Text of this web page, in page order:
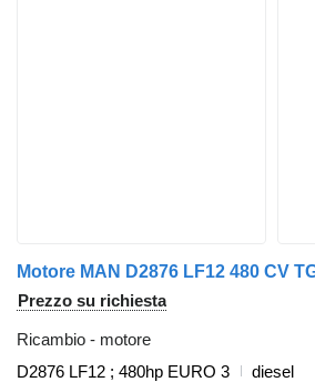
Prezzo su richiesta
Ricambio - motore
D2876 LF12 ; 480hp EURO 3
diesel